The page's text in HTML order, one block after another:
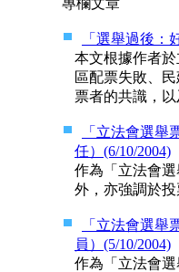
專欄文章
「選舉過後：
本文根據作者
區配票失敗、
票者的共識，
「立法會選
任）(6/10/2004)
作為「立法會
外，亦強調於
「立法會選
員）(5/10/2004)
作為「立法會